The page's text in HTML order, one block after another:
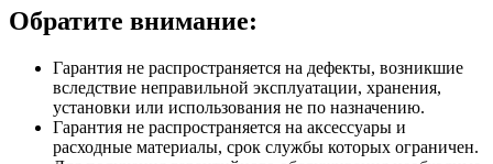
Обратите внимание:
Гарантия не распространяется на дефекты, возникшие
вследствие неправильной эксплуатации, хранения,
установки или использования не по назначению.
Гарантия не распространяется на аксессуары и
расходные материалы, срок службы которых ограничен.